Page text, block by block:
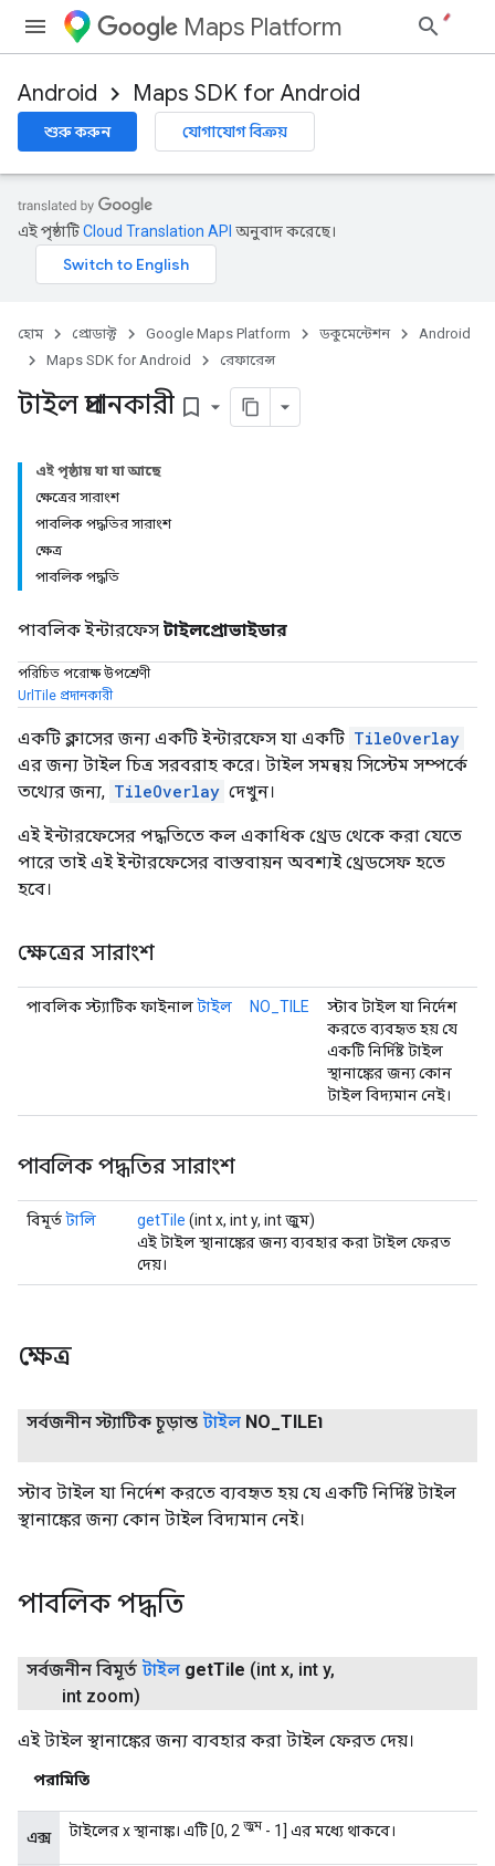
Maps Platform
Android Maps SDK for Android
শুরু করুন যোগাযোগ বিক্রয়
এই পৃষ্ঠাটিCloud Translation API অনুবাদ করেছে।
হোম প্রোডাক্ট Google Maps Platform ডকুমেন্টেশন
Android
Maps SDK for Android
রেফারেন্স
টাইল প্রদানকারী bookmark_border
এই পৃষ্ঠায় যা যা আছে
ক্ষেত্রের সারাংশ
পাবলিক পদ্ধতির সারাংশ
ক্ষেত্র
পাবলিক পদ্ধতি
পাবলিক ইন্টারফেস টাইলপ্রোভাইডার
পরিচিত পরোক্ষ উপশ্রেণী
UrlTile প্রদানকারী
একটি ক্লাসের জন্য একটি ইন্টারফেস যা একটি TileOverlay
এর জন্য টাইল চিত্র সরবরাহ করে। টাইল সমন্বয় সিস্টেম সম্পর্কে
তথ্যের জন্য, TileOverlay দেখুন।
এই ইন্টারফেসের পদ্ধতিতে কল একাধিক থ্রেড থেকে করা যেতে
পারে তাই এই ইন্টারফেসের বাস্তবায়ন অবশ্যই থ্রেডসেফ হতে
হবে।
ক্ষেত্রের সারাংশ
পাবলিক স্ট্যাটিক ফাইনালটাইল NO_TILE
স্টাব টাইল যা নির্দেশ
করতে ব্যবহৃত হয় যে
একটি নির্দিষ্ট টাইল
স্থানাঙ্কের জন্য কোন
টাইল বিদ্যমান নেই।
পাবলিক পদ্ধতির সারাংশ
বিমূর্তটালি getTile (int x, int y, int জুম)
এই টাইল স্থানাঙ্কের জন্য ব্যবহার করা টাইল ফেরত
দেয়।
ক্ষেত্র
সর্বজনীন স্ট্যাটিক চূড়ান্ত টাইল NO TILE৷
স্টাব টাইল যা নির্দেশ করতে ব্যবহৃত হয় যে একটি নির্দিষ্ট টাইল
স্থানাঙ্কের জন্য কোন টাইল বিদ্যমান নেই।
পাবলিক পদ্ধতি
সর্বজনীন বিমূর্ত টাইল getTile (int x, int y,
int zoom)
এই টাইল স্থানাঙ্কের জন্য ব্যবহার করা টাইল ফেরত দেয়।
পরামিতি
এক্স টাইলের x স্থানাঙ্ক। এটি [0, 2 জুম - 1] এর মধ্যে থাকবে।